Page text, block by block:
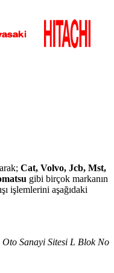
Cat, Volvo, Jcb, Mst,
gibi birçok markanın
işlemlerini aşağıdaki
Sanayi Sitesi L Blok No